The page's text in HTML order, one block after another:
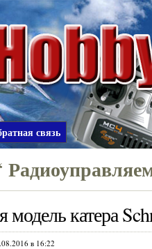
связь
модель катера
в 16:22